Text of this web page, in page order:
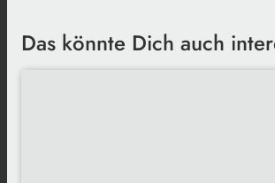
Das könnte Dich auch